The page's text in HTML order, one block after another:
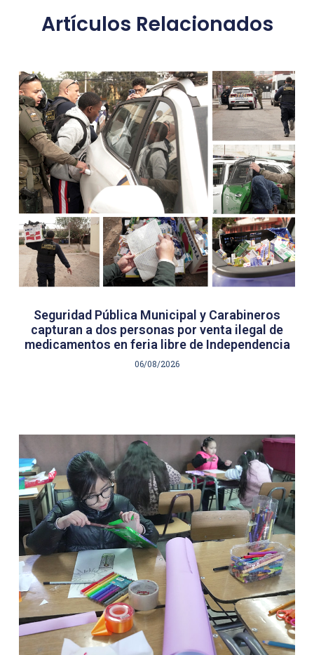
Artículos Relacionados
Seguridad Pública Municipal y Carabineros
capturan a dos personas por venta ilegal de
medicamentos en feria libre de Independencia
06/08/2026